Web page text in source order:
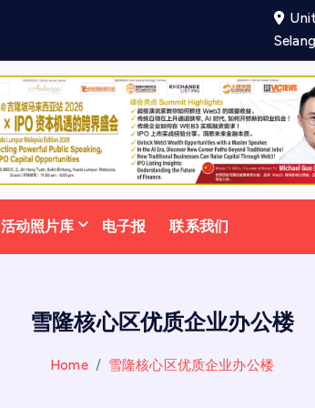
活动照片库 电子报 联系我们
雪隆核心区优质企业办公楼
Home 雪隆核心区优质企业办公楼